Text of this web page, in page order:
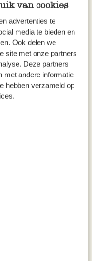
van cookies
advertenties te
media te bieden en
Ook delen we
site met onze partners
Deze partners
met andere informatie
hebben verzameld op